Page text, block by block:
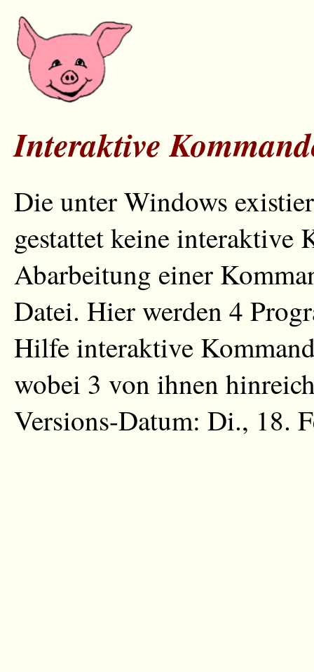
Interaktive
Die unter Windows
gestattet keine interaktive
Abarbeitung einer
Datei. Hier werden 4
Hilfe interaktive
wobei 3 von ihnen
Versions-Datum: Di., 18.